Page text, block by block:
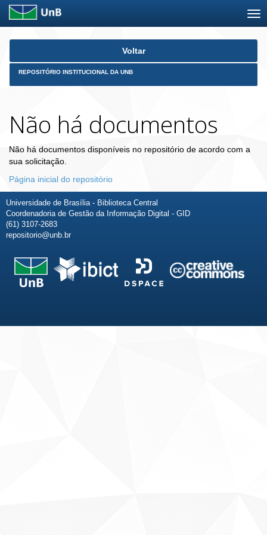
Skip
Voltar
REPOSITÓRIO INSTITUCIONAL DA UNB
Não há documentos
Não há documentos disponíveis no repositório de acordo com a
sua solicitação.
Página inicial do repositório
Universidade de Brasília - Biblioteca Central
Coordenadoria de Gestão da Informação Digital - GID
(61) 3107-2683
repositorio@unb.br